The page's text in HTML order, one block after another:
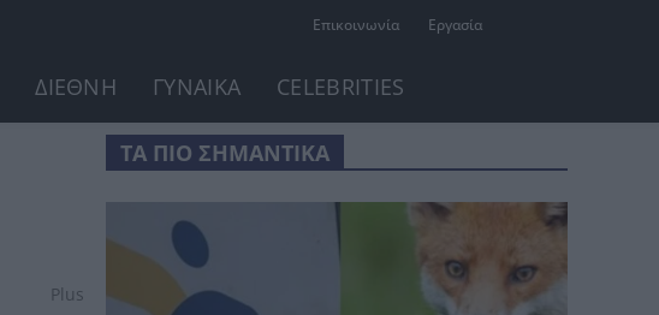
Επικοινωνία Εργασία
ΔΙΕΘΝΗ ΓΥΝΑΙΚΑ CELEBRITIES
Plus
ΤΑ ΠΙΟ ΣΗΜΑΝΤΙΚΑ